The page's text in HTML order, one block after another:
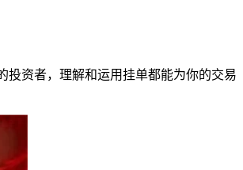
投资者，理解和运用挂单都能为你的交易